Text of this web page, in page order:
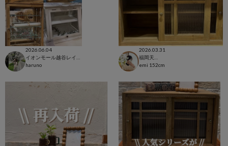
2026.06.04
haruno
2026.03.31
emi 152cm